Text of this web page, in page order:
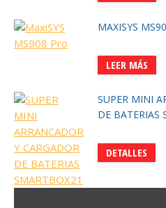
MAXISYS
LEER MÁS
SUPER MINI
DE BATERIAS
DETALLES